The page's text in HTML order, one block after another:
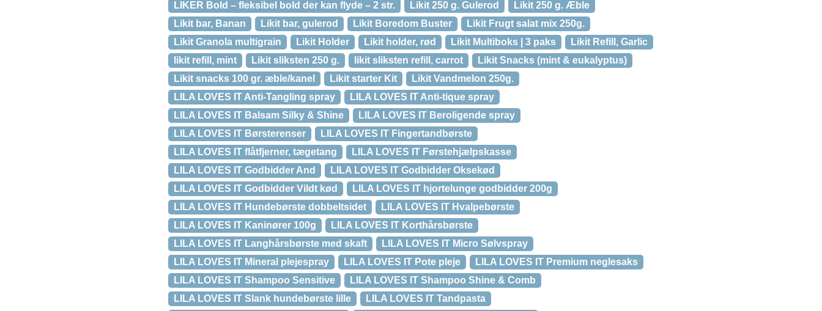
LIKER Bold – fleksibel bold der kan flyde – 2 str. Likit 250 g. Gulerod
Likit 250 g. Æble
Likit bar, Banan
Likit bar, gulerod Likit Boredom Buster
Likit Frugt salat mix 250g.
Likit Granola multigrain
Likit Holder Likit holder, rød Likit Multiboks | 3 paks
Likit Refill, Garlic
likit refill, mint
Likit sliksten 250 g. likit sliksten refill, carrot
Likit Snacks (mint & eukalyptus)
Likit snacks 100 gr. æble/kanel
Likit starter Kit
Likit Vandmelon 250g.
LILA LOVES IT Anti-Tangling spray
LILA LOVES IT Anti-tique spray
LILA LOVES IT Balsam Silky & Shine
LILA LOVES IT Beroligende spray
LILA LOVES IT Børsterenser
LILA LOVES IT Fingertandbørste
LILA LOVES IT flåtfjerner, tægetang
LILA LOVES IT Førstehjælpskasse
LILA LOVES IT Godbidder And
LILA LOVES IT Godbidder Oksekød
LILA LOVES IT Godbidder Vildt kød
LILA LOVES IT hjortelunge godbidder 200g
LILA LOVES IT Hundebørste dobbeltsidet
LILA LOVES IT Hvalpebørste
LILA LOVES IT Kaninører 100g
LILA LOVES IT Korthårsbørste
LILA LOVES IT Langhårsbørste med skaft
LILA LOVES IT Micro Sølvspray
LILA LOVES IT Mineral plejespray
LILA LOVES IT Pote pleje
LILA LOVES IT Premium neglesaks
LILA LOVES IT Shampoo Sensitive
LILA LOVES IT Shampoo Shine & Comb
LILA LOVES IT Slank hundebørste lille
LILA LOVES IT Tandpasta